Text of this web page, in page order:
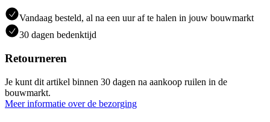
Vandaag besteld, al na een uur af te halen in jouw bouwmarkt
30 dagen bedenktijd
Retourneren
Je kunt dit artikel binnen 30 dagen na aankoop ruilen in de
bouwmarkt.
Meer informatie over de bezorging